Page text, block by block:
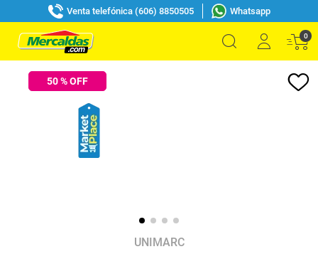
Venta telefónica (606) 8850505 Whatsapp
0
50% OFF
UNIMARC